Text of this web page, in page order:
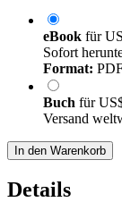
eBook für
Sofort
Format:
Buch für
Versand
In den Warenkorb
Details